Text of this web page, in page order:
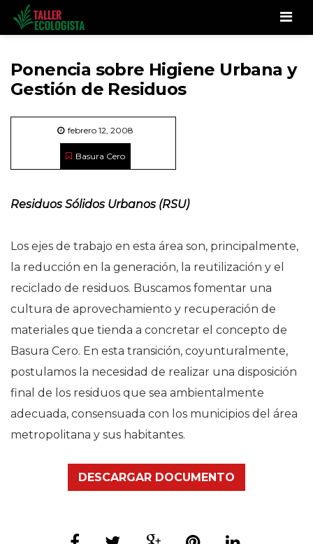
Ponencia sobre Higiene Urbana y
Gestión de Residuos
febrero 12, 2008
Basura Cero
Residuos Sólidos Urbanos (RSU)
Los ejes de trabajo en esta área son, principalmente,
la reducción en la generación, la reutilización y el
reciclado de residuos. Buscamos fomentar una
cultura de aprovechamiento y recuperación de
materiales que tienda a concretar el concepto de
Basura Cero. En esta transición, coyunturalmente,
postulamos la necesidad de realizar una disposición
final de los residuos que sea ambientalmente
adecuada, consensuada con los municipios del área
metropolitana y sus habitantes.
DESCARGAR DOCUMENTO